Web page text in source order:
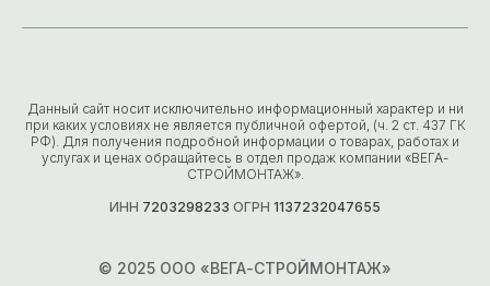
Данный сайт носит исключительно информационный характер и ни
при каких условиях не является публичной офертой, (ч. 2 ст. 437 ГК
РФ). Для получения подробной информации о товарах, работах и
услугах и ценах обращайтесь в отдел продаж компании «ВЕГА-
СТРОЙМОНТАЖ».
ИНН 7203298233 ОГРН 1137232047655
© 2025 ООО «ВЕГА-СТРОЙМОНТАЖ»